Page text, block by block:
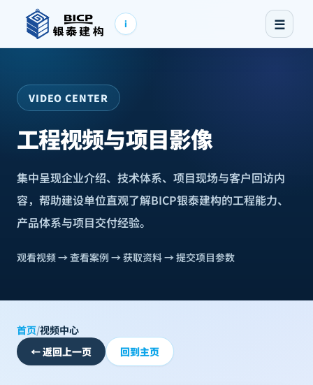
i ☰
VIDEO CENTER
工程视频与项目影像
集中呈现企业介绍、技术体系、项目现场与客户回访内
容，帮助建设单位直观了解BICP银泰建构的工程能力、
产品体系与项目交付经验。
观看视频 → 查看案例 → 获取资料 → 提交项目参数
首页/视频中心
←返回上一页 回到主页